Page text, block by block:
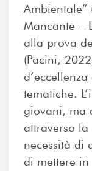
Ambientale”
Mancante –
alla prova
(Pacini,
tematiche.
giovani, ma
attraverso
necessità di
di mettere